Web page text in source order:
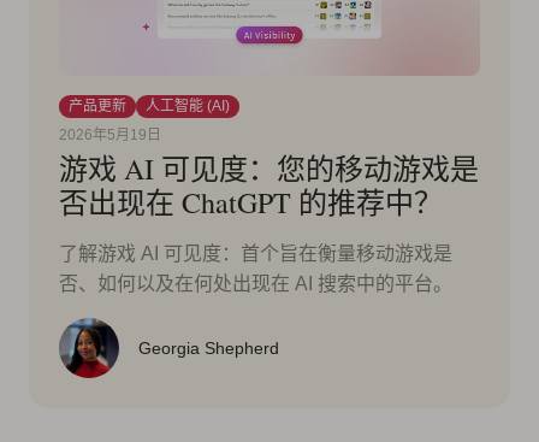
产品更新
人工智能 (AI)
2026年5月19日
游戏 AI 可见度：您的移动游戏是
否出现在 ChatGPT 的推荐中？
了解游戏 AI 可见度：首个旨在衡量移动游戏是
否、如何以及在何处出现在 AI 搜索中的平台。
Georgia Shepherd